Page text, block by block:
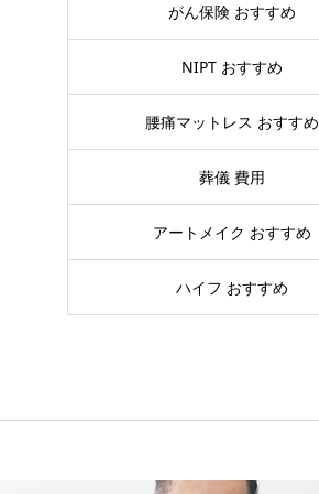
がん保険 おすすめ
NIPT おすすめ
腰痛マットレス おすすめ
葬儀 費用
アートメイク おすすめ
ハイフ おすすめ